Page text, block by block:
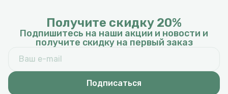
Получите скидку 20%
Подпишитесь на наши акции и новости и
получите скидку на первый заказ
Подписаться